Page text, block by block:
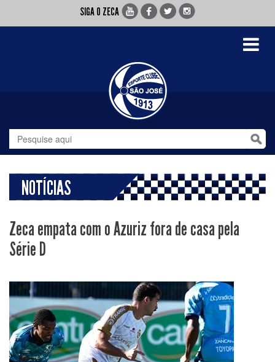
SIGA O ZECA
Toggle
NOTÍCIAS
Zeca empata com o Azuriz fora de casa pela
Série D